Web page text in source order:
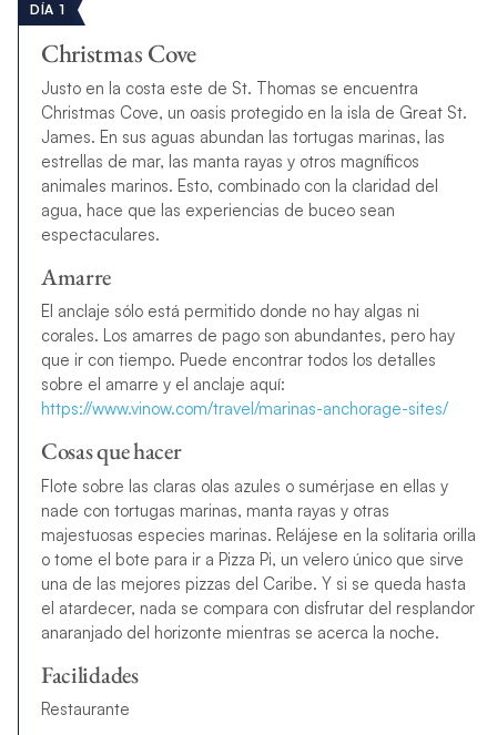
DÍA 1
Christmas Cove
Justo en la costa este de St. Thomas se encuentra
Christmas Cove, un oasis protegido en la isla de Great St.
James. En sus aguas abundan las tortugas marinas, las
estrellas de mar, las manta rayas y otros magníficos
animales marinos. Esto, combinado con la claridad del
agua, hace que las experiencias de buceo sean
espectaculares.
Amarre
El anclaje sólo está permitido donde no hay algas ni
corales. Los amarres de pago son abundantes, pero hay
que ir con tiempo. Puede encontrar todos los detalles
sobre el amarre y el anclaje aquí:
https://www.vinow.com/travel/marinas-anchorage-sites/
Cosas que hacer
Flote sobre las claras olas azules o sumérjase en ellas y
nade con tortugas marinas, manta rayas y otras
majestuosas especies marinas. Relájese en la solitaria orilla
o tome el bote para ir a Pizza Pi, un velero único que sirve
una de las mejores pizzas del Caribe. Y si se queda hasta
el atardecer, nada se compara con disfrutar del resplandor
anaranjado del horizonte mientras se acerca la noche.
Facilidades
Restaurante